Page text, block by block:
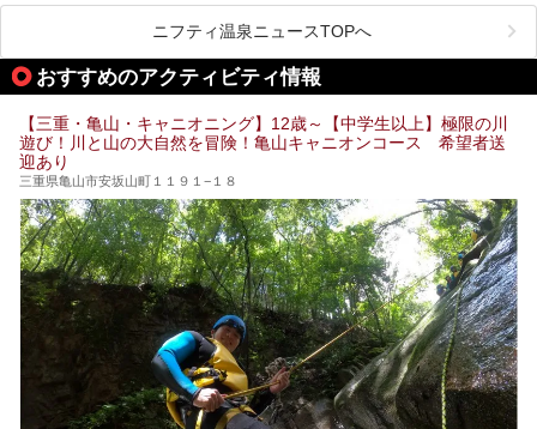
果だけではなく、代謝が高まり健康や美容にも良い影響が期
待できます。今回はそんな岩盤浴にこだわった、三重県内の
オススメ温泉・銭湯・スパ10ヶ所を紹介させていただきま
す。
ニフティ温泉ニュースTOPへ
おすすめのアクティビティ情報
【三重・亀山・キャニオニング】12歳～【中学生以上】極限の川
遊び！川と山の大自然を冒険！亀山キャニオンコース 希望者送
迎あり
三重県亀山市安坂山町１１９１−１８